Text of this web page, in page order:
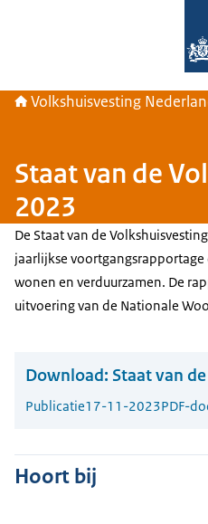
Volkshuisvesting
Staat van de
2023
De Staat van de
jaarlijkse
wonen en verduurzamen. De
uitvoering van de Nationale
Download: Staat van
Publicatie17-11-2023PDF-
Hoort bij